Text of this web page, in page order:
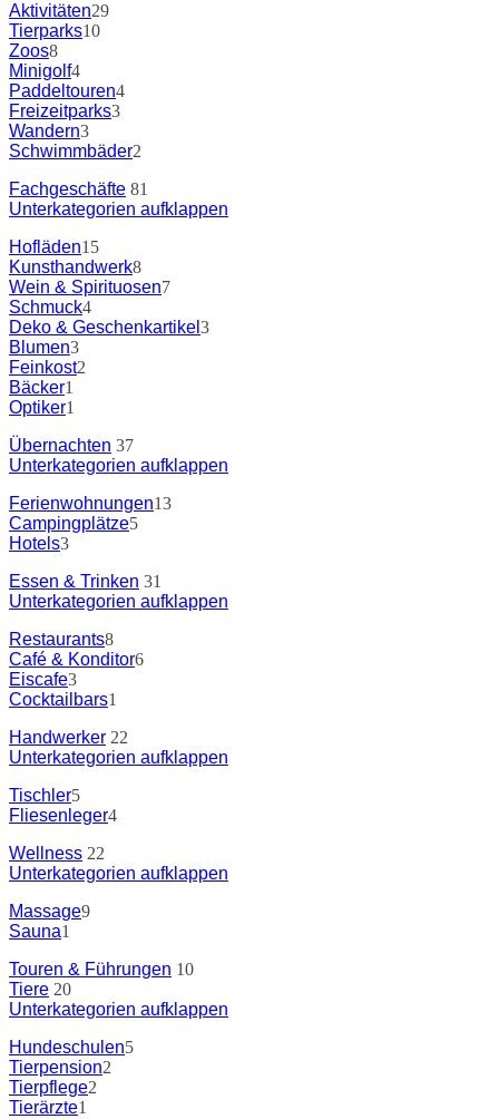
Aktivitäten29
Tierparks10
Zoos8
Minigolf4
Paddeltouren4
Freizeitparks3
Wandern3
Schwimmbäder2
Fachgeschäfte 81
Unterkategorien aufklappen
Hofläden15
Kunsthandwerk8
Wein & Spirituosen7
Schmuck4
Deko & Geschenkartikel 3
Blumen3
Feinkost2
Bäcker1
Optiker1
Übernachten 37
Unterkategorien aufklappen
Ferienwohnungen13
Campingplätze5
Hotels3
Essen & Trinken 31
Unterkategorien aufklappen
Restaurants8
Café & Konditor6
Eiscafe3
Cocktailbars1
Handwerker 22
Unterkategorien aufklappen
Tischler5
Fliesenleger4
Wellness 22
Unterkategorien aufklappen
Massage9
Sauna1
Touren & Führungen 10
Tiere 20
Unterkategorien aufklappen
Hundeschulen5
Tierpension2
Tierpflege2
Tierärzte1